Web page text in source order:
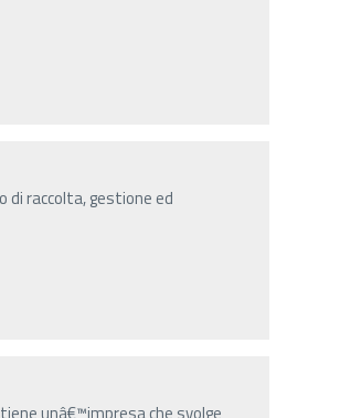
di raccolta, gestione ed
unâ€™impresa che svolge